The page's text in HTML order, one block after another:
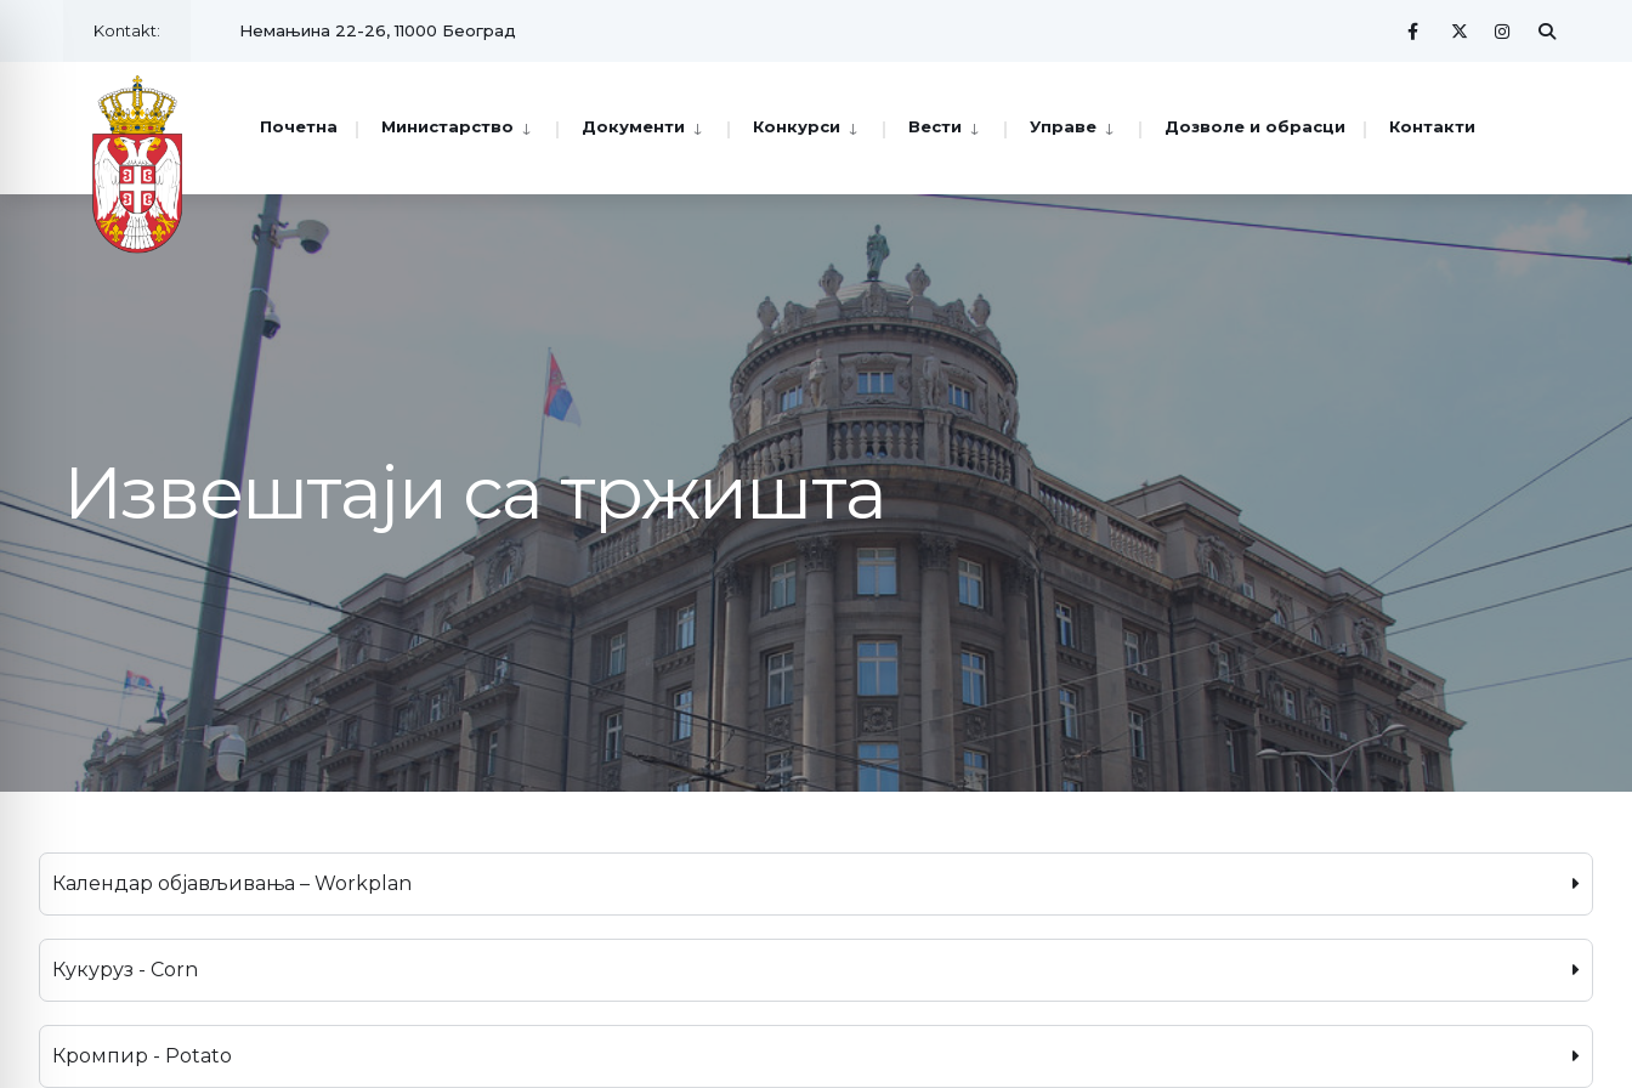
Kontakt: Немањина 22-26, 11000 Београд
Почетна Министарство Документи Конкурси Вести Управе Дозволе и обрасци Контакти
Извештаји са тржишта
Календар објављивања – Workplan
Кукуруз - Corn
Кромпир - Potato